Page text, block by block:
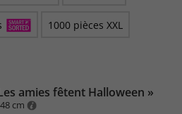
1000 pièces XXL
amies fêtent Halloween »
cm